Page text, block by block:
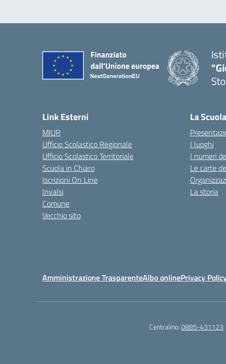
Link Esterni
MIUR
Ufficio Scolastico Regionale
Ufficio Scolastico Territoriale
Scuola in Chiaro
Iscrizioni On Line
Invalsi
Comune
Vecchio sito
La Scuola
I luoghi
I numeri
Le carte
La storia
Amministrazione TrasparenteAlbo onlinePrivacy
Centralino:0885-431123